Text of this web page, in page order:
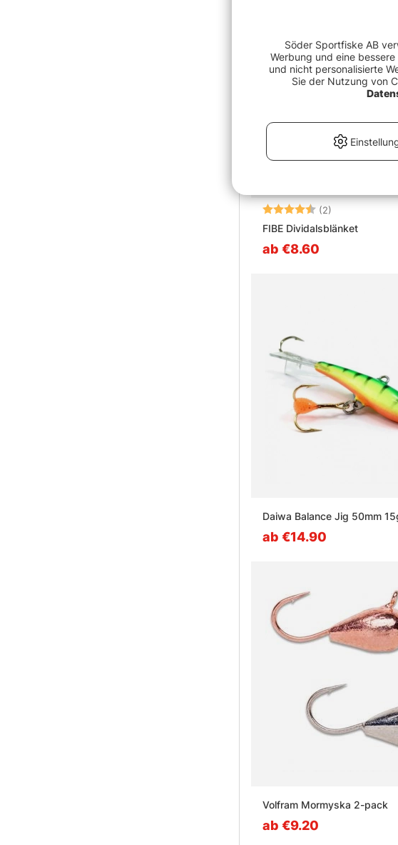
Bewertung: (2)
FIBE Dividalsblänket
ab €8.60
Daiwa Balance Jig 50mm
ab €14.90
Volfram Mormyska 2-pack
ab €9.20
Söder Sportfiske AB
Werbung und eine
und nicht personalisierte
Sie der Nutzung von